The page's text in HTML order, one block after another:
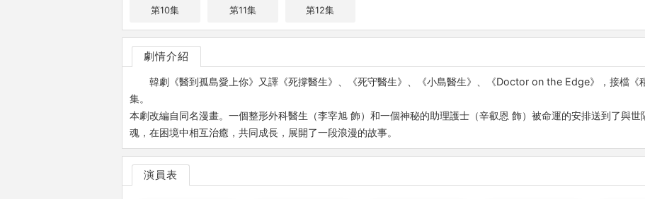
第10集 第11集 第12集
劇情介紹
韓劇《醫到孤島愛上你》又譯《死撐醫生》、《死守醫生》、《小島醫生》、《Doctor on the Edge》，接檔《
集。
本劇改編自同名漫畫。一個整形外科醫生（李宰旭 飾）和一個神秘的助理護士（辛叡恩 飾）被命運的安排送到了與世
魂，在困境中相互治癒，共同成長，展開了一段浪漫的故事。
演員表